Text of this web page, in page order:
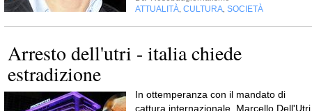
ATTUALITÀ CULTURA SOCIETÀ
Arresto dell'utri - italia chiede
estradizione
In ottemperanza con il mandato di
cattura internazionale, Marcello Dell'Utri